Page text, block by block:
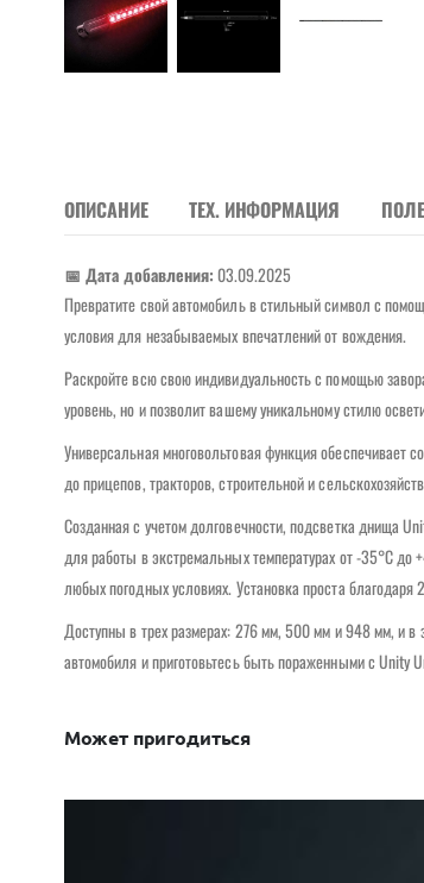
ОПИСАНИЕ ТЕХ. ИНФОРМАЦИЯ
📅 Дата добавления:03.09.2025
Превратите свой автомобиль в стильный символ с
условия для незабываемых впечатлений от вождения.
Раскройте всю свою индивидуальность с помощью
уровень, но и позволит вашему уникальному стилю
Универсальная многовольтовая функция обеспечивает
до прицепов, тракторов, строительной и
Созданная с учетом долговечности, подсветка днища
для работы в экстремальных температурах от -35°C до
любых погодных условиях. Установка проста
Доступны в трех размерах: 276 мм, 500 мм и 948 мм, и
автомобиля и приготовьтесь быть пораженными с
Может пригодиться